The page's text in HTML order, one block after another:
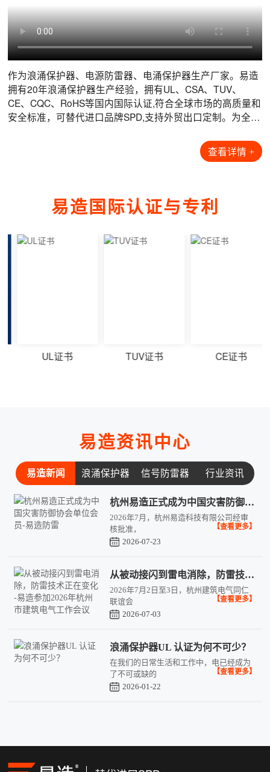
的关键载体，它不仅是数据存储中心，而且是数据流通中
心，信息化的核心场所，其复杂性和重要性不言而喻。机房
设备具有多样性和敏感性，瞬态过电压是导致电子系统故障
的根源之一，它们会在建筑物内扩散，并损坏敏感设备，如
服务器和存储架、安全系统、逆变器和空调设备，造成通讯
阻断等不可
查看详情 >
数据机房项目案例 【查看全部+】
工商业储能项目浪涌保护器配套-易造防雷
机所在位置的高度及开阔的地形，导致了风机的雷击次数远
高于当地平均地闪密度下的雷击次数。风力发电机组内部集
成了大量的敏感电子电气元件，如果遭受雷击(特别是叶片和
发电机贵重部件遭受雷击)，除了损失修复期间的电费收入
外，还要负担受损部件拆装和维修的巨大费用，因此，预防
雷击危
查看详情 >
风力发电项目案例 【查看全部+】
工商业储能项目浪涌保护器配套-易造防雷
电池以及相应的总线控制系统等构成。由于耦合面、系统构
造和室外特殊安装环境的原因，光伏系统面临着遭受雷击和
电涌电压的风险：1. 由于光伏阵列安装位置的暴露特性，雷
电直击风险较高；2. 浪涌过电压风险，会导致从组件到逆变
器再到整个系统的电气设备损坏或瘫痪。易造为光伏系统提
查看详情 >
光伏发电项目案例 【查看全部+】
工商业储能项目浪涌保护器配套-易造防雷
可用性、雷击故障的可能性和后果，定义其防护等级为A
类，常用的起重机设备为钢材质，极易遭受直击雷导致设备
损坏。港口高压架空线路上遭受的直击雷会沿着供电线路，
通过变电所、箱变等供配电设施引入到岸桥，供电电源经港
区配电房引出，沿电缆沟敷设至每台岸桥底部，再经过电缆
拖动转盘引
查看详情 >
港口码头项目案例 【查看全部+】
工商业储能项目浪涌保护器配套-易造防雷
作为浪涌保护器、电源防雷器、电涌保护器生产厂家。易造
拥有20年浪涌保护器生产经验，拥有UL、CSA、TUV、
CE、CQC、RoHS等国内国际认证,符合全球市场的高质量和
安全标准，可替代进口品牌SPD,支持外贸出口定制。为全球
查看详情 +
易造国际认证与专利
TUV证书 CE证书 CQC证书
易造资讯中心
易造新闻 浪涌保护器 信号防雷器 行业资讯
常见问题
杭州易造正式成为中国灾害防御协会单位会员-易造防雷
2026年7月，杭州易造科技有限公司经审
核批准，
【查看更多】
2026-07-23
从被动接闪到雷电消除，防雷技术正在变化 -易造参加2026年杭州市建筑电气工作会议
2026年7月2日至3日，杭州建筑电气同仁
联谊会
【查看更多】
2026-07-03
浪涌保护器UL 认证为何不可少？
在我们的日常生活和工作中，电已经成为
了不可或缺的
【查看更多】
2026-01-22